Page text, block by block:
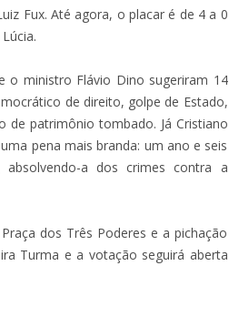
Fux. Até agora, o placar é de 4 a 0
o ministro Flávio Dino sugeriram 14
de direito, golpe de Estado,
de patrimônio tombado. Já Cristiano
pena mais branda: um ano e seis
a dos crimes contra a
dos Três Poderes e a pichação
Turma e a votação seguirá aberta